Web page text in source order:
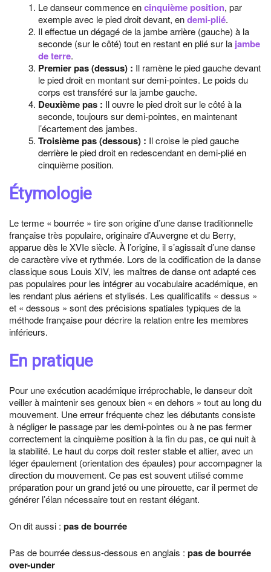
Le danseur commence encinquième position, par
exemple avec le pied droit devant, endemi-plié.
Il effectue un dégagé de la jambe arrière (gauche) à la
seconde (sur le côté) tout en restant en plié sur la jambe
de terre.
Premier pas (dessus) : Il ramène le pied gauche devant
le pied droit en montant sur demi-pointes. Le poids du
corps est transféré sur la jambe gauche.
Deuxième pas : Il ouvre le pied droit sur le côté à la
seconde, toujours sur demi-pointes, en maintenant
l’écartement des jambes.
Troisième pas (dessous) : Il croise le pied gauche
derrière le pied droit en redescendant en demi-plié en
cinquième position.
Étymologie
Le terme « bourrée » tire son origine d’une danse traditionnelle
française très populaire, originaire d’Auvergne et du Berry,
apparue dès le XVIe siècle. À l’origine, il s’agissait d’une danse
de caractère vive et rythmée. Lors de la codification de la danse
classique sous Louis XIV, les maîtres de danse ont adapté ces
pas populaires pour les intégrer au vocabulaire académique, en
les rendant plus aériens et stylisés. Les qualificatifs « dessus »
et « dessous » sont des précisions spatiales typiques de la
méthode française pour décrire la relation entre les membres
inférieurs.
En pratique
Pour une exécution académique irréprochable, le danseur doit
veiller à maintenir ses genoux bien « en dehors » tout au long du
mouvement. Une erreur fréquente chez les débutants consiste
à négliger le passage par les demi-pointes ou à ne pas fermer
correctement la cinquième position à la fin du pas, ce qui nuit à
la stabilité. Le haut du corps doit rester stable et altier, avec un
léger épaulement (orientation des épaules) pour accompagner la
direction du mouvement. Ce pas est souvent utilisé comme
préparation pour un grand jeté ou une pirouette, car il permet de
générer l’élan nécessaire tout en restant élégant.
On dit aussi : pas de bourrée
Pas de bourrée dessus-dessous en anglais : pas de bourrée
over-under